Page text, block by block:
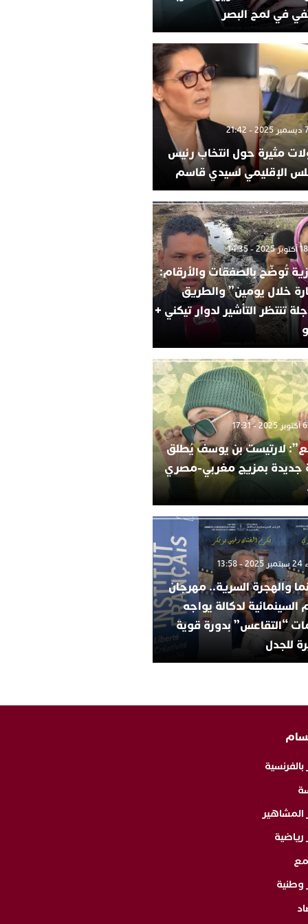
في لمح البصر
مثيرة حول انتخاب رئيس
الإقليمي لسيدي قاسم
تُوضّح بالصفقات والأرقام:
خلال يومين” والطريق
تنتظر التأشير لدوار تيكني +
لارتيست بن يوسف يُطلق
جديدة بمزيج مغربي-مصري
والهجرة السرية.. مهرجان
السينمائية لدكالة يواجه
“التقاعس” بدورة قوية
للجدل
بالفرنسية
المشاهير
رياضية
وطنية